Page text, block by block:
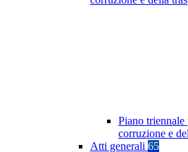
Piano triennale
corruzione e
Atti generali 65